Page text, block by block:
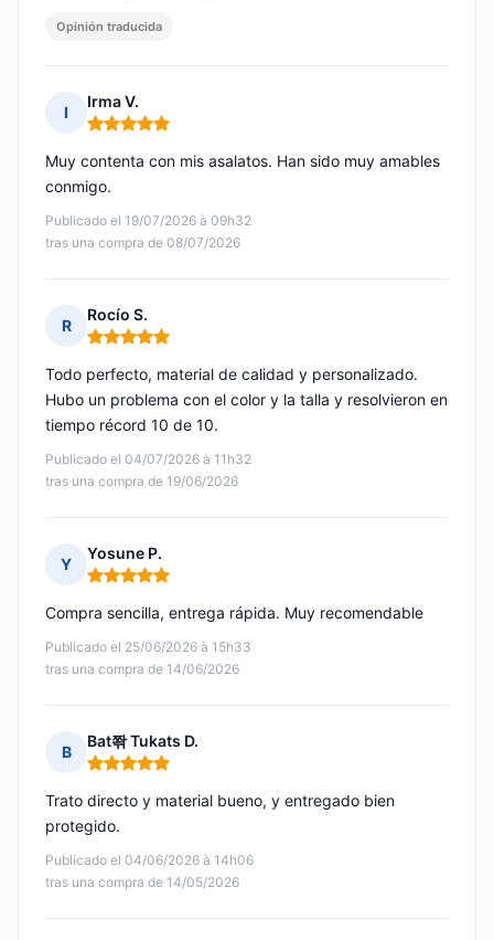
Opinión traducida
I
Irma V.
Nota: 5 de 5
Publicado el 19/07/2026 à 09h32
tras una compra de 08/07/2026
Muy contenta con mis asalatos. Han sido muy amables
conmigo.
R
Rocío S.
Nota: 5 de 5
Publicado el 04/07/2026 à 11h32
tras una compra de 19/06/2026
Todo perfecto, material de calidad y personalizado.
Hubo un problema con el color y la talla y resolvieron en
tiempo récord 10 de 10.
Y
Yosune P.
Nota: 5 de 5
Publicado el 25/06/2026 à 15h33
tras una compra de 14/06/2026
Compra sencilla, entrega rápida. Muy recomendable
B
Bat쫚 Tukats D.
Nota: 5 de 5
Publicado el 04/06/2026 à 14h06
tras una compra de 14/05/2026
Trato directo y material bueno, y entregado bien
protegido.